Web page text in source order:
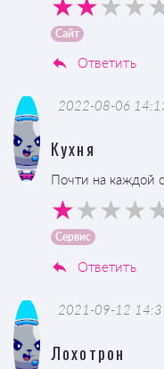
Сайт
Ответить
2022-08-06
Кухня
Почти на каждой
Сервис
Ответить
2021-09-12
Лохотрон